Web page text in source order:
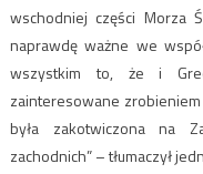
wschodniej części Morza
naprawdę ważne we
wszystkim to, że i
zainteresowane
była zakotwiczona na
zachodnich” – tłumaczył